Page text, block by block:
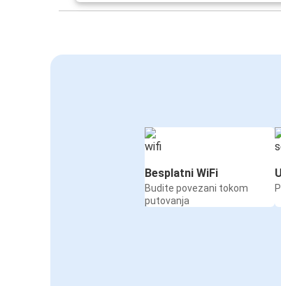
Besplatni WiFi
Budite povezani tokom
putovanja